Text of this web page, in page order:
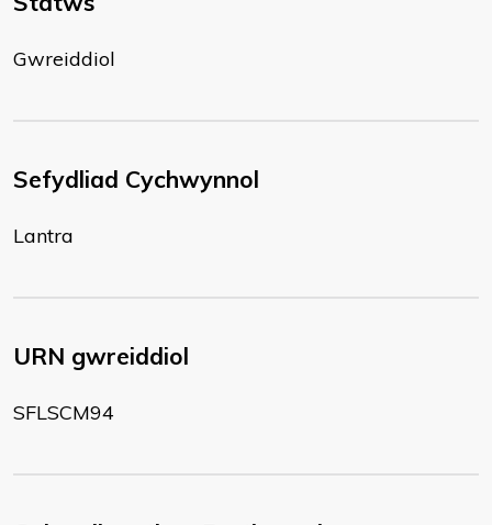
Gwreiddiol
Sefydliad Cychwynnol
Lantra
URN gwreiddiol
SFLSCM94